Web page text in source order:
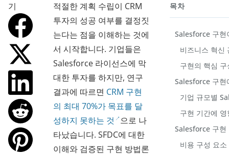
기
적절한 계획 수립이 CRM
투자의 성공 여부를 결정짓
는다는 점을 이해하는 것에
서 시작합니다. 기업들은
Salesforce 라이선스에 막
대한 투자를 하지만, 연구
결과에 따르면 CRM 구현
의 최대 70%가 목표를 달
성하지 못하는 것
으로 나
타났습니다. SFDC에 대한
이해와 검증된 구현 방법론
목차
Salesforce 구현
비즈니스 혁신
구현의 핵심
Salesforce 구현
기업 규모별
구현 기간에
Salesforce 구현
비용 구성 요소